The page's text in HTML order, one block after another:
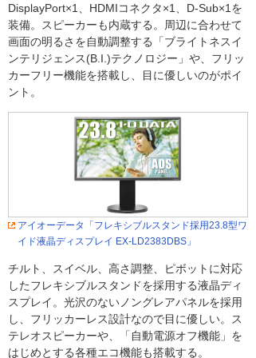
DisplayPort×1、HDMIコネクタ×1、D-Sub×1を
装備。スピーカーも内蔵する。周辺に合わせて
画面の明るさを自動調整する「ブライトネスイ
ンテリジェンス(B.I.)テクノロジー」や、フリッ
カーフリー機能を搭載し、目に優しいのがポイ
ント。
アイオーデータ「フレキシブルスタンド採用23.8型ワ
イド液晶ディスプレイ EX-LD2383DBS」
チルト、スイベル、高さ調整、ピボットに対応
したフレキシブルスタンドを採用する液晶ディ
スプレイ。光沢のないノングレアパネルを採用
し、フリッカーレス設計なので目に優しい。ス
テレオスピーカーや、「自動電源オフ機能」を
はじめとする各種エコ機能も搭載する。